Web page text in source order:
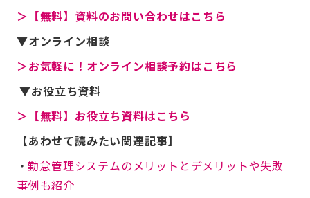
＞【無料】資料のお問い合わせはこちら
▼オンライン相談
＞お気軽に！オンライン相談予約はこちら
▼お役立ち資料
＞【無料】お役立ち資料はこちら
【あわせて読みたい関連記事】
・勤怠管理システムのメリットとデメリットや失敗
事例も紹介